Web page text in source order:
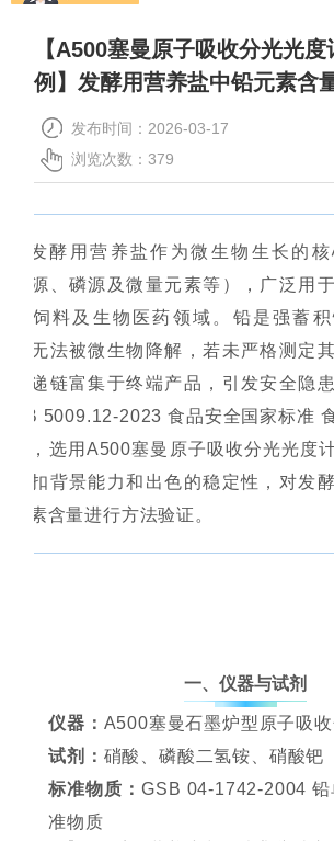
解决方案
【A500塞曼原子吸收分光光
例】发酵用营养盐中铅元素含
发布时间：2026-03-17
浏览次数：379
发酵用营养盐作为微生物生长的
氮源、磷源及微量元素等），广泛用
、饲料及生物医药领域。铅是强蓄
，无法被微生物降解，若未严格测定
传递链富集于终端产品，引发安全隐
GB 5009.12-2023 食品安全国家标准
》，选用A500塞曼原子吸收分光光度
的扣背景能力和出色的稳定性，对发
元素含量进行方法验证。
一、 仪器与试剂
仪器： A500塞曼石墨炉型原子吸
试剂： 硝酸、磷酸二氢铵、 硝酸钯
标准物质：GSB 04-1742-2004 铅
准物质